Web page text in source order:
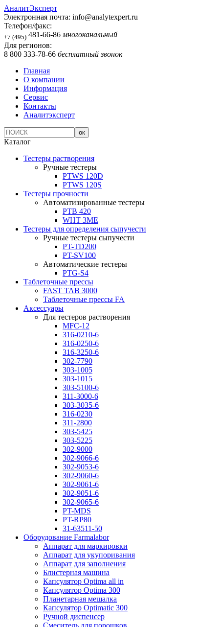
АналитЭксперт
Электронная почта: info@analytexpert.ru
Телефон/факс:
+7 (495) 481-66-86 многоканальный
Для регионов:
8 800 333-78-66 бесплатный звонок
Главная
О компании
Информация
Сервис
Контакты
Аналитэксперт
Каталог
Тестеры растворения
Ручные тестеры
PTWS 120D
PTWS 120S
Тестеры прочности
Автоматизированные тестеры
PTB 420
WHT 3ME
Тестеры для определения сыпучести
Ручные тестеры сыпучести
PT-TD200
PT-SV100
Автоматические тестеры
PTG-S4
Таблеточные прессы
FAST TAB 3000
Таблеточные прессы FA
Аксессуары
Для тестеров растворения
MFC-12
316-0210-6
316-0250-6
316-3250-6
302-7790
303-1005
303-1015
303-5100-6
311-3000-6
303-3035-6
316-0230
311-2800
303-5425
303-5225
302-9000
302-9066-6
302-9053-6
302-9060-6
302-9061-6
302-9051-6
302-9065-6
PT-MDS
PT-RP80
31-63511-50
Оборудование Farmalabor
Аппарат для маркировки
Аппарат для укупоривания
Аппарат для заполнения
Блистерная машина
Капсулятор Optima all in
Капсулятор Optima 300
Планетарная мешалка
Капсулятор Optimatic 300
Ручной диспенсер